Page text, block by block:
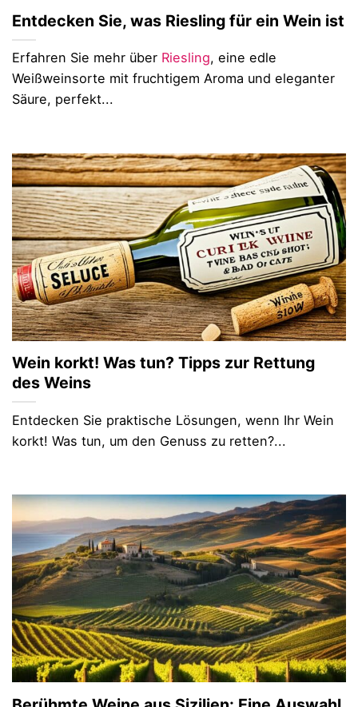
Entdecken Sie, was Riesling für ein Wein ist
Erfahren Sie mehr über Riesling, eine edle
Weißweinsorte mit fruchtigem Aroma und eleganter
Säure, perfekt...
Wein korkt! Was tun? Tipps zur Rettung
des Weins
Entdecken Sie praktische Lösungen, wenn Ihr Wein
korkt! Was tun, um den Genuss zu retten?...